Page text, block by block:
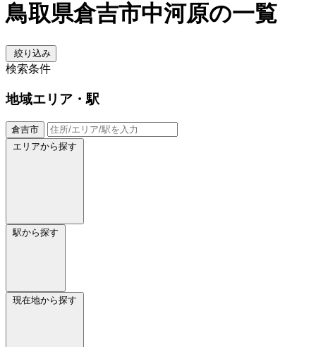
鳥取県倉吉市中河原の一覧
絞り込み
検索条件
地域エリア・駅
倉吉市
エリアから探す
駅から探す
現在地から探す